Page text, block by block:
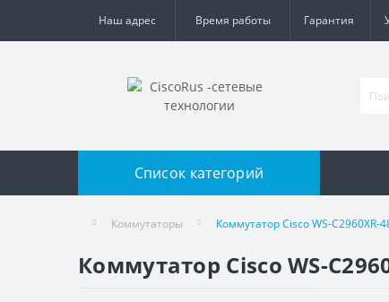
Наш адрес Время работы Гарантия
Список категорий
Коммутаторы Коммутатор Cisco WS-C2960XR-
Коммутатор Cisco WS-